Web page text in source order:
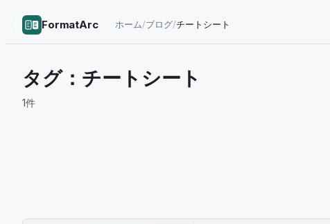
FormatArc ホーム/ブログ/チートシート
タグ： チートシート
1件